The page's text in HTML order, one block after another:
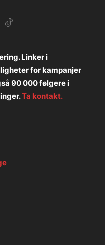
Linker i
for kampanjer
90 000 følgere i
Ta kontakt.